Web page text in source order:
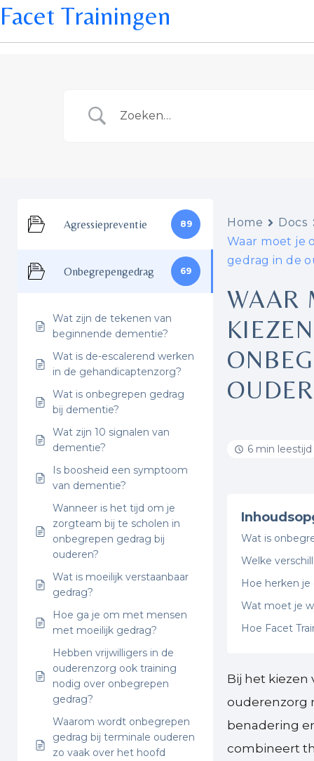
Facet Trainingen
Agressiepreventie 89
Onbegrepengedrag 69
Wat zijn de tekenen van
beginnende dementie?
Wat is de-escalerend werken
in de gehandicaptenzorg?
Wat is onbegrepen gedrag
bij dementie?
Wat zijn 10 signalen van
dementie?
Is boosheid een symptoom
van dementie?
Wanneer is het tijd om je
zorgteam bij te scholen in
onbegrepen gedrag bij
ouderen?
Wat is moeilijk verstaanbaar
gedrag?
Hoe ga je om met mensen
met moeilijk gedrag?
Hebben vrijwilligers in de
ouderenzorg ook training
nodig over onbegrepen
gedrag?
Waarom wordt onbegrepen
gedrag bij terminale ouderen
zo vaak over het hoofd
Home
Docs
Waar moet je
gedrag in de
WAAR
6 min leestijd
Wat is
Welke
Hoe herken
Wat moet je
Hoe Facet
Bij het kiezen
ouderenzorg
benadering
combineert